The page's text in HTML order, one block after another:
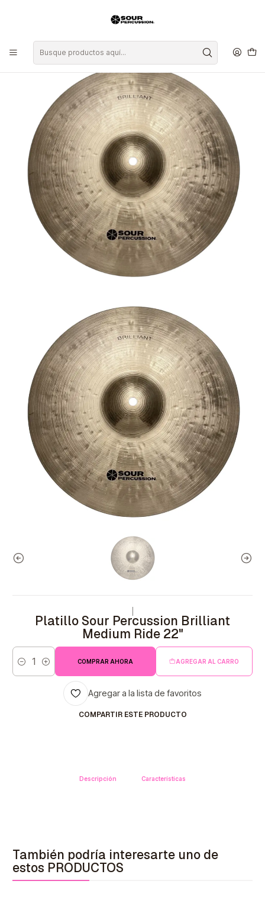
Platillo Sour Percussion Brilliant Medium Ride 22"
Platillo Sour Percussion Brilliant
Medium Ride 22"
Cantidad
AGREGAR AL CARRO
COMPRAR AHORA
Agregar a la lista de favoritos
COMPARTIR ESTE PRODUCTO
Descripción Características
También podría interesarte uno de
estos PRODUCTOS